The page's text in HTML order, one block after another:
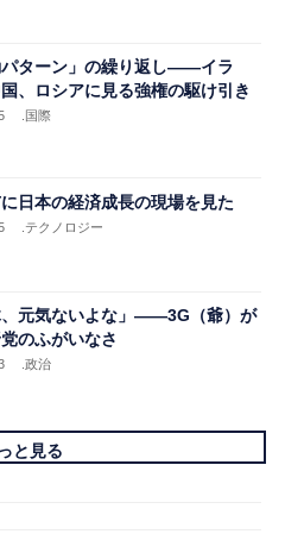
パターン」の繰り返し――イラ
、ロシアに見る強権の駆け引き
5 .国際
日本の経済成長の現場を見た
5 .テクノロジー
、元気ないよな」――3G（爺）が
のふがいなさ
3 .政治
と見る